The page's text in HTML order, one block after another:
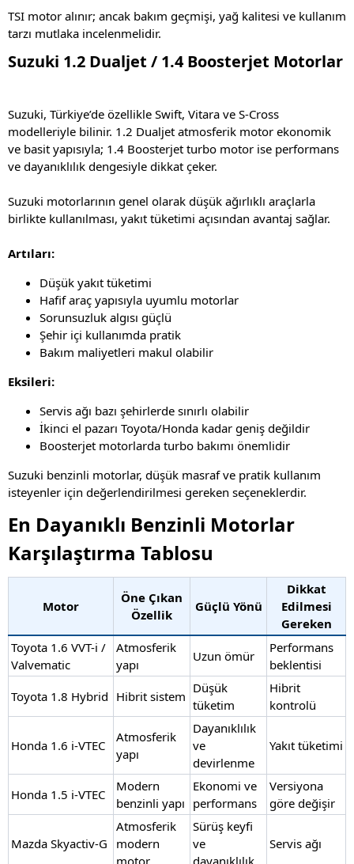
TSI motor alınır; ancak bakım geçmişi, yağ kalitesi ve kullanım
tarzı mutlaka incelenmelidir.
Suzuki 1.2 Dualjet / 1.4 Boosterjet Motorlar
Suzuki, Türkiye’de özellikle Swift, Vitara ve S-Cross
modelleriyle bilinir. 1.2 Dualjet atmosferik motor ekonomik
ve basit yapısıyla; 1.4 Boosterjet turbo motor ise performans
ve dayanıklılık dengesiyle dikkat çeker.
Suzuki motorlarının genel olarak düşük ağırlıklı araçlarla
birlikte kullanılması, yakıt tüketimi açısından avantaj sağlar.
Artıları:
Düşük yakıt tüketimi
Hafif araç yapısıyla uyumlu motorlar
Sorunsuzluk algısı güçlü
Şehir içi kullanımda pratik
Bakım maliyetleri makul olabilir
Eksileri:
Servis ağı bazı şehirlerde sınırlı olabilir
İkinci el pazarı Toyota/Honda kadar geniş değildir
Boosterjet motorlarda turbo bakımı önemlidir
Suzuki benzinli motorlar, düşük masraf ve pratik kullanım
isteyenler için değerlendirilmesi gereken seçeneklerdir.
En Dayanıklı Benzinli Motorlar
Karşılaştırma Tablosu
Motor
Öne Çıkan
Özellik
Güçlü Yönü
Dikkat
Edilmesi
Gereken
Toyota 1.6 VVT-i /
Valvematic
Atmosferik
yapı
Uzun ömür
Performans
beklentisi
Toyota 1.8 Hybrid Hibrit sistem
Düşük
tüketim
Hibrit
kontrolü
Honda 1.6 i-VTEC
Atmosferik
yapı
Dayanıklılık
ve
devirlenme
Yakıt tüketimi
Honda 1.5 i-VTEC
Modern
benzinli yapı
Ekonomi ve
performans
Versiyona
göre değişir
Mazda Skyactiv-G
Atmosferik
modern
motor
Sürüş keyfi
ve
dayanıklılık
Servis ağı